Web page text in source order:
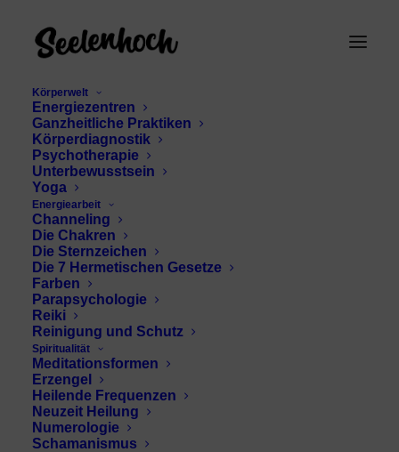
Körperwelt
Energiezentren
Ganzheitliche Praktiken
Körperdiagnostik
Psychotherapie
Unterbewusstsein
Yoga
Energiearbeit
Channeling
Die Chakren
Die Sternzeichen
Die 7 Hermetischen Gesetze
Farben
Parapsychologie
Reiki
Reinigung und Schutz
Spiritualität
Meditationsformen
Erzengel
Heilende Frequenzen
Neuzeit Heilung
Numerologie
Schamanismus
orange Farbsymbolik